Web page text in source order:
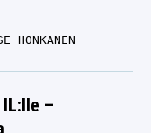
– ”On siinä
HONKANEN
–